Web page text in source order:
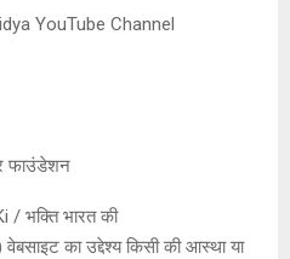
YouTube Channel
फाउंडेशन
/ भक्ति भारत की
का उद्देश्य किसी की आस्था या